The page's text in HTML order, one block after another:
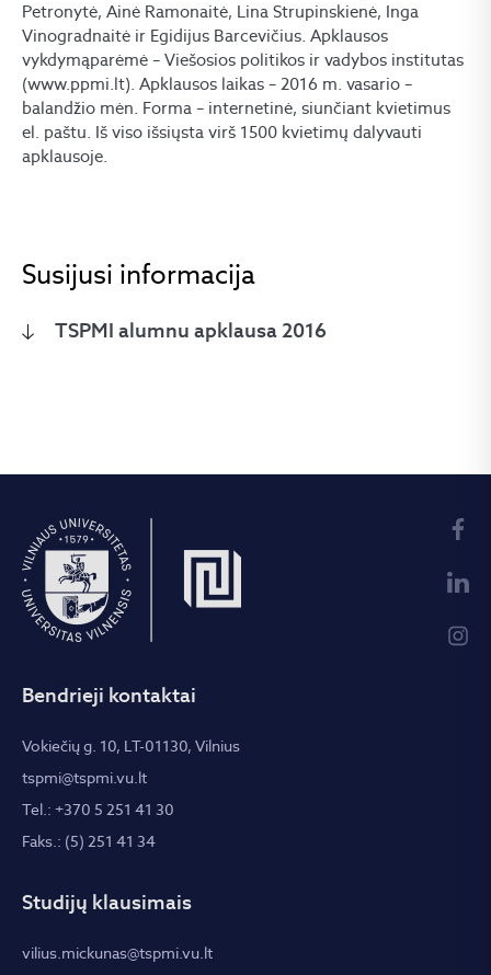
Petronytė, Ainė Ramonaitė, Lina Strupinskienė, Inga
Vinogradnaitė ir Egidijus Barcevičius. Apklausos
vykdymąparėmė – Viešosios politikos ir vadybos institutas
(www.ppmi.lt). Apklausos laikas – 2016 m. vasario –
balandžio mėn. Forma – internetinė, siunčiant kvietimus
el. paštu. Iš viso išsiųsta virš 1500 kvietimų dalyvauti
apklausoje.
Susijusi informacija
TSPMI alumnu apklausa 2016
Bendrieji kontaktai
Vokiečių g. 10, LT-01130, Vilnius
tspmi@tspmi.vu.lt
Tel.: +370 5 251 41 30
Faks.: (5) 251 41 34
Studijų klausimais
vilius.mickunas@tspmi.vu.lt